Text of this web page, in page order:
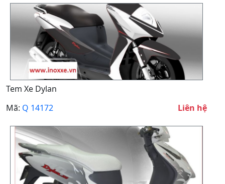
Tem Xe Dylan
Mã: Q 14172 Liên hệ